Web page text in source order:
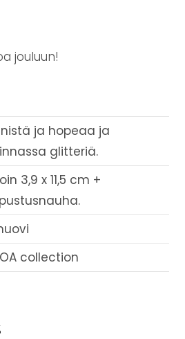
jouluun!
ja hopeaa ja
glitteriä.
3,9 x 11,5 cm +
collection